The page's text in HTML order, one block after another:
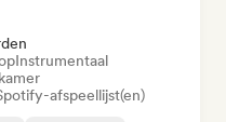
Instrumentaal
afspeellijst(en)